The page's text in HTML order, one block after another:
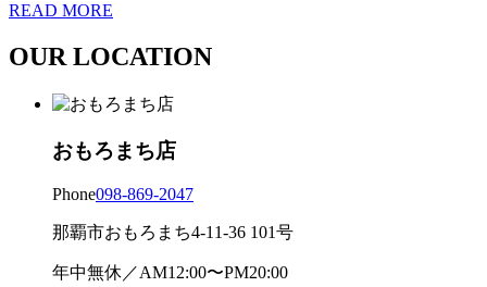
READ MORE
OUR LOCATION
おもろまち店
Phone098-869-2047
那覇市おもろまち4-11-36 101号
年中無休／AM12:00〜PM20:00